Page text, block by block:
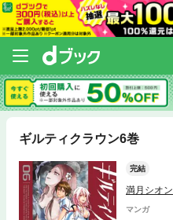
ギルティクラウン6巻
完結
満月シオン
マンガ